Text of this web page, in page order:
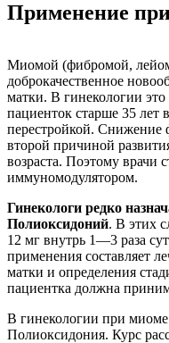
Применение
Миомой (фибромой,
доброкачественное
матки. В гинекологии это
пациенток старше 35 лет
перестройкой. Снижение
второй причиной
возраста. Поэтому врачи
иммуномодулятором.
Гинекологи редко
Полиоксидоний. В этих
12 мг внутрь 1―3 раза
применения составляет
матки и определения
пациентка должна
В гинекологии при
Полиоксидония. Курс